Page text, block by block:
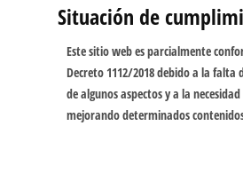
Situación de
Este sitio web esparcialmente
Decreto 1112/2018 debido a la falta
de algunos aspectos y a la
mejorando determinados